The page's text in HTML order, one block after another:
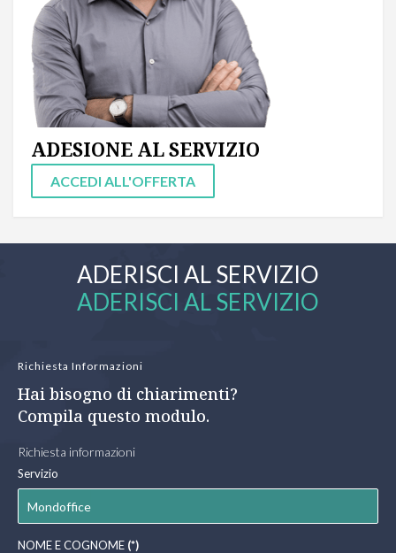
ADESIONE AL SERVIZIO
ACCEDI ALL'OFFERTA
ADERISCI AL SERVIZIO
ADERISCI AL SERVIZIO
Richiesta Informazioni
Hai bisogno di chiarimenti?
Compila questo modulo.
Richiesta informazioni
Servizio
NOME E COGNOME (*)